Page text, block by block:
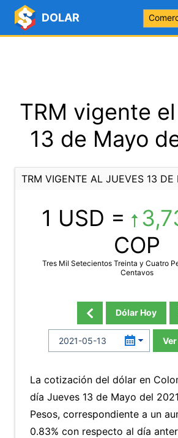
DOLAR
TRM vigente
13 de Mayo
TRM VIGENTE AL JUEVES 13 DE
1 USD =
COP
Tres Mil Setecientos Treinta y Cuatro
Centavos
Dólar Hoy
La cotización del dólar en
día Jueves 13 de Mayo del
Pesos, correspondiente a un
0.83% con respecto al día